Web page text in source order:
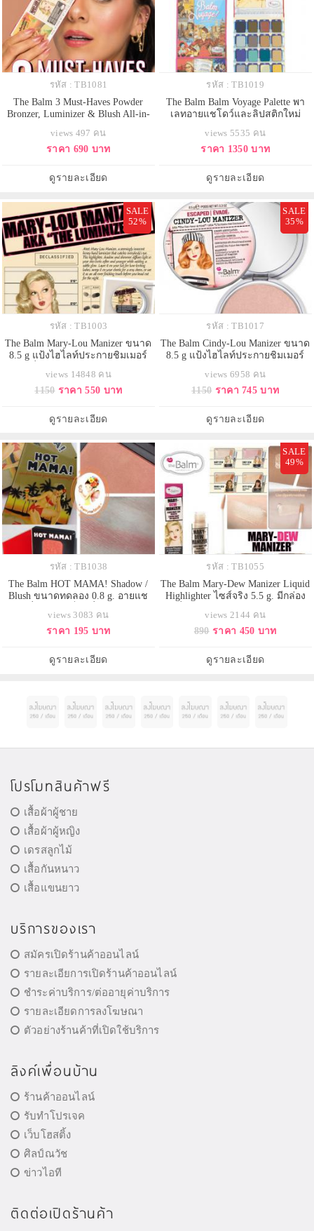
รหัส : TB1081
The Balm 3 Must-Haves Powder
Bronzer, Luminizer & Blush All-in-
หน้า 3 สี Must-Haves Trio ที่รวม
ผลิตภัณฑ์ความงามที่จำเป็นไว้ในพา
เซอร์/เฉดดิ้ง และบรัชที่สามารถใช้
เป็นสีอายเชโดได้ด้วย มาครบจัด
views 497 คน
ราคา 690 บาท
ดูรายละเอียด
รหัส : TB1019
The Balm Balm Voyage Palette พา
เลทอายแชโดว์และลิปสติกใหม่
สี และลิปสติก 3 เฉดสี อายแชโดว์
เป็นสีของความอบอุ่นเอิร์ธโทน พาส
มาเขียนเป็นอายไลน์เนอร์สร้าง
ความโฉบเฉี่ยวให้ดวงตาได้ ส่วนลิป
views 5535 คน
ราคา 1350 บาท
ดูรายละเอียด
SALE
52%
รหัส : TB1003
The Balm Mary-Lou Manizer ขนาด
8.5 g แป้งไฮไลท์ประกายชิมเมอร์
จมูกให้แลดูคม หรือไล้หน้าผากและ
ปลายคางให้หน้าดูมีมิติ สามารถใช้
dewy มากขึ้น สีแป้งเป็นธรรมชาติ
กลืนไปกับผิว อีกท
views 14848 คน
1150 ราคา 550 บาท
ดูรายละเอียด
SALE
35%
รหัส : TB1017
The Balm Cindy-Lou Manizer ขนาด
8.5 g แป้งไฮไลท์ประกายชิมเมอร์
เพิ่มมิติให้แก่ใบหน้า ใช้ไล้สันจมูกให้
แลดูคม หรือไล้หน้าผากและปลาย
แก้มด้านบนเพื่อให้ผิวหน้าดู dewy
มากขึ้น สีแป้งเ
views 6958 คน
1150 ราคา 745 บาท
ดูรายละเอียด
รหัส : TB1038
The Balm HOT MAMA! Shadow /
Blush ขนาดทดลอง 0.8 g. อายแช
สวยจับใจ สีชมพูเหลือบพีช มาแบบ
สวยครบสูตร แอบมีไฮไลท์บางเบา
ฝีปากเมื่อมีแสงตกกระทบ ทุกสรรพ
สิ่งรวมอยู่ในแพคเกจที่พร้อมพกพา
views 3083 คน
ราคา 195 บาท
ดูรายละเอียด
SALE
49%
รหัส : TB1055
The Balm Mary-Dew Manizer Liquid
Highlighter ไซส์จริง 5.5 g. มีกล่อง
ขึ้นแท่นเป็นอันดับหนึ่งในใจของ
สาวๆมายาวนาน มาใหม่ในรูปแบบ
ใช้งานได้แบบอเนกประสงค์
สามารถผสมกับมอยส์เจอไรเซอ
views 2144 คน
890 ราคา 450 บาท
ดูรายละเอียด
โปรโมทสินค้าฟรี
เสื้อผ้าผู้ชาย
เสื้อผ้าผู้หญิง
เดรสลูกไม้
เสื้อกันหนาว
เสื้อแขนยาว
บริการของเรา
สมัครเปิดร้านค้าออนไลน์
รายละเอียการเปิดร้านค้าออนไลน์
ชำระค่าบริการ/ต่ออายุค่าบริการ
รายละเอียดการลงโฆษณา
ตัวอย่างร้านค้าที่เปิดใช้บริการ
ลิงค์เพื่อนบ้าน
ร้านค้าออนไลน์
รับทำโปรเจค
เว็บโฮสติ้ง
ศิลป์ณวัช
ข่าวไอที
ติดต่อเปิดร้านค้า